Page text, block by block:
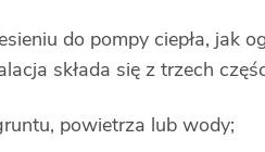
do pompy ciepła, jak
składa się z trzech
powietrza lub wody;